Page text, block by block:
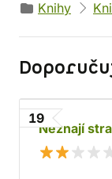
Knihy
19
Neznají